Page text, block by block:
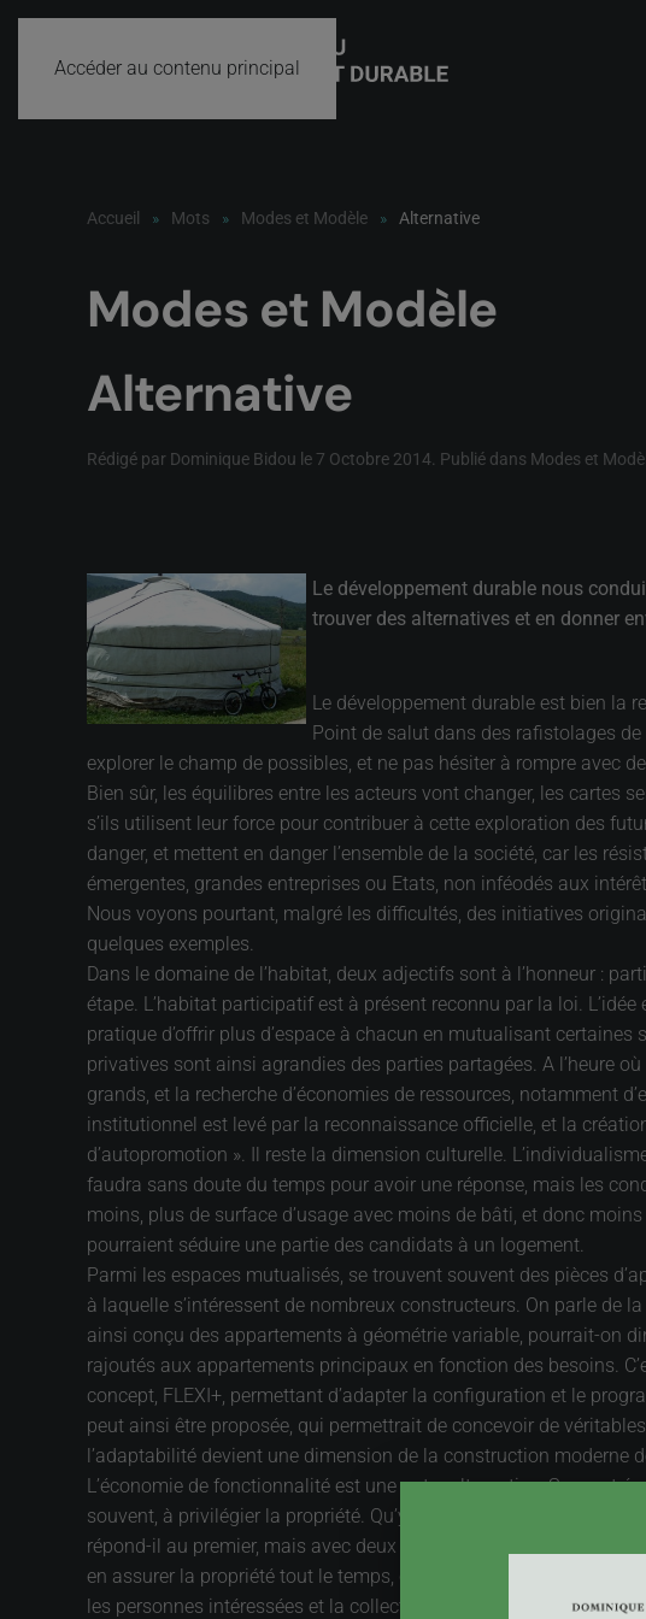
Accéder au contenu principal
Accueil Mots Modes et Modèle Alternative
Modes et Modèle
Alternative
Rédigé par Dominique Bidou le 7 Octobre 2014 . Publié dans Modes et
Le développement durable nous
trouver des alternatives et en donner
Le développement durable est bien la
Point de salut dans des rafistolages
explorer le champ de possibles, et ne pas hésiter à rompre avec
Bien sûr, les équilibres entre les acteurs vont changer, les cartes
s’ils utilisent leur force pour contribuer à cette exploration des
danger, et mettent en danger l’ensemble de la société, car les
émergentes, grandes entreprises ou Etats, non inféodés aux
Nous voyons pourtant, malgré les difficultés, des initiatives
quelques exemples.
Dans le domaine de l’habitat, deux adjectifs sont à l’honneur :
étape. L’habitat participatif est à présent reconnu par la loi.
pratique d’offrir plus d’espace à chacun en mutualisant
privatives sont ainsi agrandies des parties partagées. A l’heure
grands, et la recherche d’économies de ressources, notamment
institutionnel est levé par la reconnaissance officielle, et la
d’autopromotion ». Il reste la dimension culturelle.
faudra sans doute du temps pour avoir une réponse, mais les
moins, plus de surface d’usage avec moins de bâti, et donc
pourraient séduire une partie des candidats à un logement.
Parmi les espaces mutualisés, se trouvent souvent des pièces
à laquelle s’intéressent de nombreux constructeurs. On parle de
ainsi conçu des appartements à géométrie variable, pourrait-on
rajoutés aux appartements principaux en fonction des besoins.
concept, FLEXI+, permettant d’adapter la configuration et le
peut ainsi être proposée, qui permettrait de concevoir de
l’adaptabilité devient une dimension de la construction moderne
L’économie de fonctionnalité est une autre alternative. Souvent
souvent, à privilégier la propriété. Qu’y a-t-il de plus important,
répond-il au premier, mais avec deux défauts : ce sera toujours
en assurer la propriété tout le temps, c’est à dire surtout quand
les personnes intéressées et la collectivité qui voit une seule